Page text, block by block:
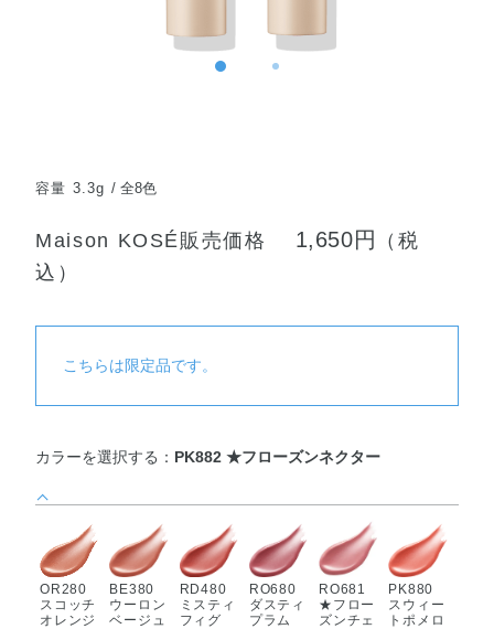
容量 3.3g 全8色
Maison KOSÉ販売価格 1,650円
（税
込）
こちらは限定品です。
カラーを選択する： PK882 ★フローズンネクター
OR280
スコッチ
オレンジ
BE380
ウーロン
ベージュ
RD480
ミスティ
フィグ
RO680
ダスティ
プラム
RO681
★フロー
ズンチェ
PK880
スウィー
トポメロ